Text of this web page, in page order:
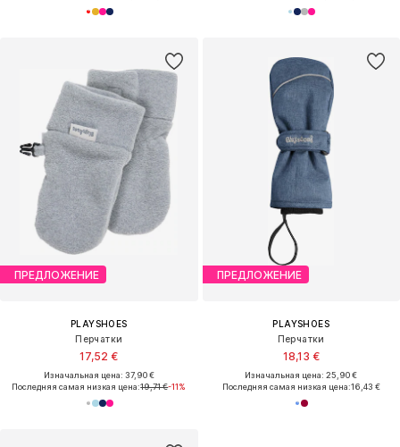
ПРЕДЛОЖЕНИЕ
PLAYSHOES
Перчатки
17,52 €
Изначальная цена: 37,90 €
Последняя самая низкая цена:19,71 €-11%
ПРЕДЛОЖЕНИЕ
PLAYSHOES
Перчатки
18,13 €
Изначальная цена: 25,90 €
Последняя самая низкая цена:16,43 €